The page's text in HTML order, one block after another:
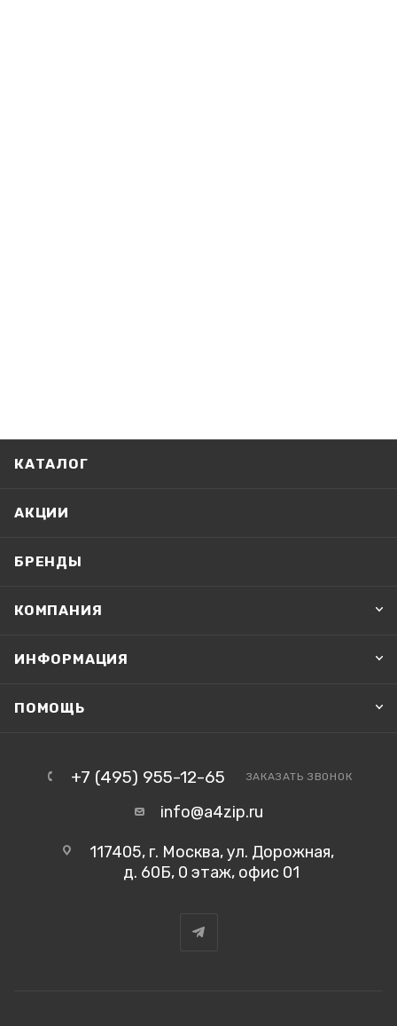
КАТАЛОГ
АКЦИИ
БРЕНДЫ
КОМПАНИЯ
ИНФОРМАЦИЯ
ПОМОЩЬ
+7 (495) 955-12-65 ЗАКАЗАТЬ ЗВОНОК
info@a4zip.ru
117405, г. Москва, ул. Дорожная,
д. 60Б, 0 этаж, офис 01